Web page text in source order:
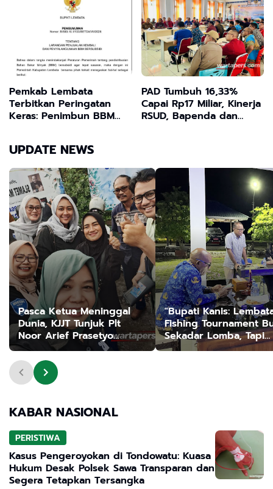
Pemkab Lembata
Terbitkan Peringatan
Keras: Penimbun BBM
Denda Rp60 Miliar
PAD Tumbuh 16,33%
Capai Rp17 Miliar, Kinerja
RSUD, Bapenda dan
UPDATE NEWS
Pasca Ketua Meninggal
Dunia, KJJT Tunjuk Plt
Noor Arief Prasetyo
Jalankan Roda Organisasi
"Bupati Kanis:
Fishing Tournament
Sekadar Lomba, Tapi
Investasi Pariwisata
KABAR NASIONAL
PERISTIWA
Kasus Pengeroyokan di Tondowatu: Kuasa
Hukum Desak Polsek Sawa Transparan dan
Segera Tetapkan Tersangka